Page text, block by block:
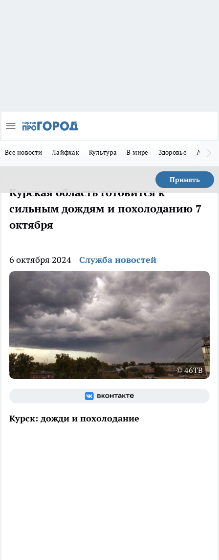
Все новости Лайфхак Культура В мире Здоровье Авто
Принять
Курская область готовится к
сильным дождям и похолоданию 7
октября
6 октября 2024 Служба новостей
© 46ТВ
Курск: дожди и похолодание